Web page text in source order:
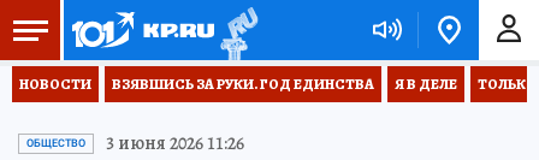
НОВОСТИ ВЗЯВШИСЬ ЗА РУКИ. ГОД ЕДИНСТВА Я В ДЕЛЕ ТОЛЬКО
ОБЩЕСТВО 3 июня 2026 11:26